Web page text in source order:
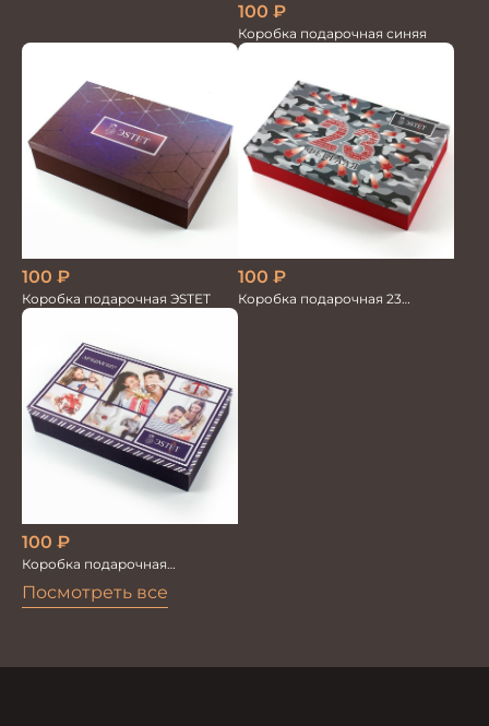
Посмотреть все
100 ₽
Коробка подарочная синяя
100 ₽
Коробка подарочная ЭSТЕТ
100 ₽
Коробка подарочная 23
100 ₽
Коробка подарочная
Любимому